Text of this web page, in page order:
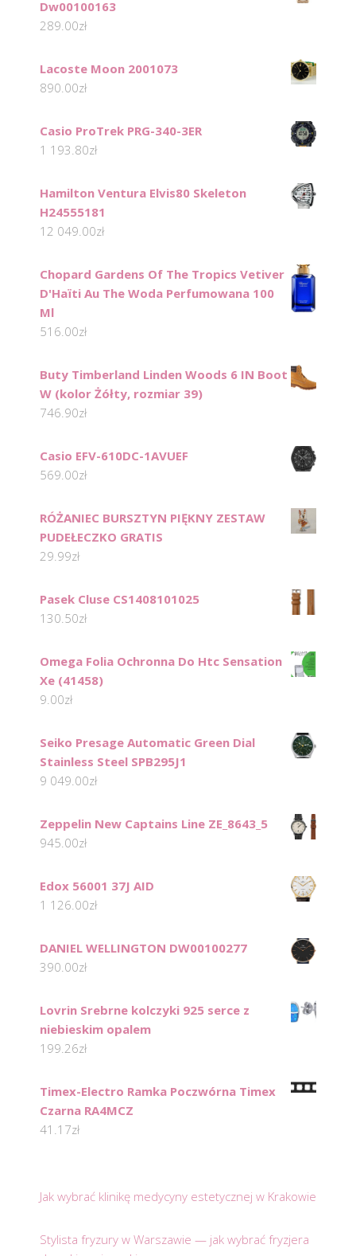
Dw00100163
289.00zł
Lacoste Moon 2001073
890.00zł
Casio ProTrek PRG-340-3ER
1 193.80zł
Hamilton Ventura Elvis80 Skeleton
H24555181
12 049.00zł
Chopard Gardens Of The Tropics Vetiver
D'Haïti Au The Woda Perfumowana 100
Ml
516.00zł
Buty Timberland Linden Woods 6 IN Boot
W (kolor Żółty, rozmiar 39)
746.90zł
Casio EFV-610DC-1AVUEF
569.00zł
RÓŻANIEC BURSZTYN PIĘKNY ZESTAW
PUDEŁECZKO GRATIS
29.99zł
Pasek Cluse CS1408101025
130.50zł
Omega Folia Ochronna Do Htc Sensation
Xe (41458)
9.00zł
Seiko Presage Automatic Green Dial
Stainless Steel SPB295J1
9 049.00zł
Zeppelin New Captains Line ZE_8643_5
945.00zł
Edox 56001 37J AID
1 126.00zł
DANIEL WELLINGTON DW00100277
390.00zł
Lovrin Srebrne kolczyki 925 serce z
niebieskim opalem
199.26zł
Timex-Electro Ramka Poczwórna Timex
Czarna RA4MCZ
41.17zł
Jak wybrać klinikę medycyny estetycznej w Krakowie
Stylista fryzury w Warszawie — jak wybrać fryzjera